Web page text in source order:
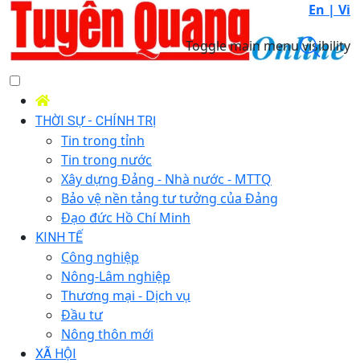
En | Vi
Toggle main menu visibility
THỜI SỰ - CHÍNH TRỊ
Tin trong tỉnh
Tin trong nước
Xây dựng Đảng - Nhà nước - MTTQ
Bảo vệ nền tảng tư tưởng của Đảng
Đạo đức Hồ Chí Minh
KINH TẾ
Công nghiệp
Nông-Lâm nghiệp
Thương mại - Dịch vụ
Đầu tư
Nông thôn mới
XÃ HỘI